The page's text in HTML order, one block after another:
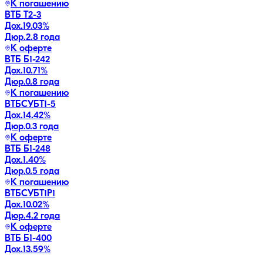
К погашению
ВТБ Т2-3
Дох.19.03%
Дюр.2.8 года
К оферте
ВТБ Б1-242
Дох.10.71%
Дюр.0.8 года
К погашению
ВТБСУБТ1-5
Дох.14.42%
Дюр.0.3 года
К оферте
ВТБ Б1-248
Дох.1.40%
Дюр.0.5 года
К погашению
ВТБСУБТ1Р1
Дох.10.02%
Дюр.4.2 года
К оферте
ВТБ Б1-400
Дох.13.59%